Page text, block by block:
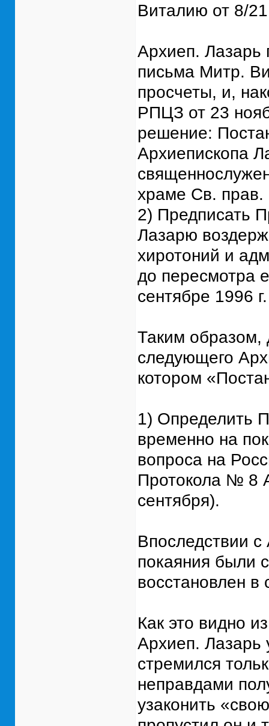
Виталию от 8/
Архиеп. Лазарь
письма Митр.
просчеты, и,
РПЦЗ от 23
решение:
Apxиeпископа
храме Св. прав.
2) Предписать
Лазарю
хиротоний и
до пересмотра
сентябре 1996
Таким образом,
следующего
котором
1) Определить
временно на
вопроса на
Протокола № 8
сентября).
Впоследствии с
покаяния были
восстановлен в
Как это видно
Архиеп. Лазарь
стремился
неправдами
узаконить